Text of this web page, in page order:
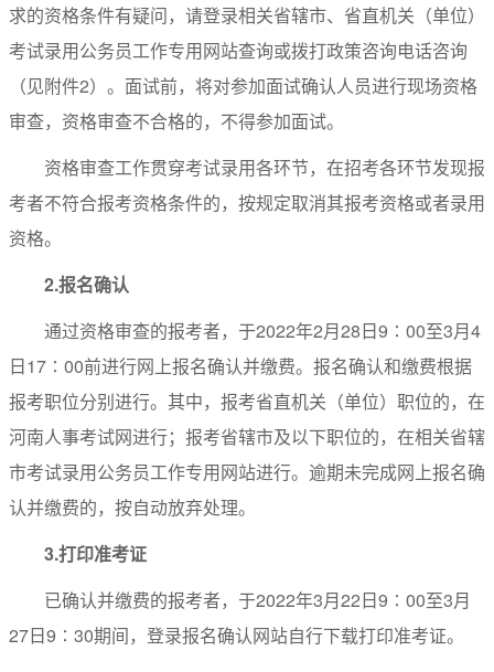
求的资格条件有疑问，请登录相关省辖市、省直机关（单位）
考试录用公务员工作专用网站查询或拨打政策咨询电话咨询
（见附件2）。面试前，将对参加面试确认人员进行现场资格
审查，资格审查不合格的，不得参加面试。
资格审查工作贯穿考试录用各环节，在招考各环节发现报
考者不符合报考资格条件的，按规定取消其报考资格或者录用
资格。
2.报名确认
通过资格审查的报考者，于2022年2月28日9∶00至3月4
日17∶00前进行网上报名确认并缴费。报名确认和缴费根据
报考职位分别进行。其中，报考省直机关（单位）职位的，在
河南人事考试网进行；报考省辖市及以下职位的，在相关省辖
市考试录用公务员工作专用网站进行。逾期未完成网上报名确
认并缴费的，按自动放弃处理。
3.打印准考证
已确认并缴费的报考者，于2022年3月22日9∶00至3月
27日9∶30期间，登录报名确认网站自行下载打印准考证。